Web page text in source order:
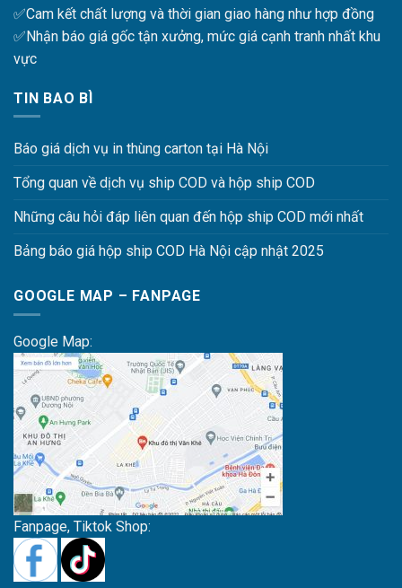
✅Cam kết chất lượng và thời gian giao hàng như hợp đồng
✅Nhận báo giá gốc tận xưởng, mức giá cạnh tranh nhất khu
vực
TIN BAO BÌ
Báo giá dịch vụ in thùng carton tại Hà Nội
Tổng quan về dịch vụ ship COD và hộp ship COD
Những câu hỏi đáp liên quan đến hộp ship COD mới nhất
Bảng báo giá hộp ship COD Hà Nội cập nhật 2025
GOOGLE MAP – FANPAGE
Google Map:
Fanpage, Tiktok Shop: